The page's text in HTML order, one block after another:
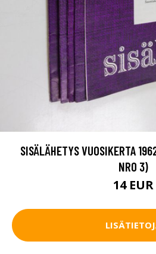
SISÄLÄHETYS VUOSIKERTA
NRO 3)
14 EUR